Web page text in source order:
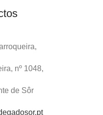
nº 1048,
de Sôr